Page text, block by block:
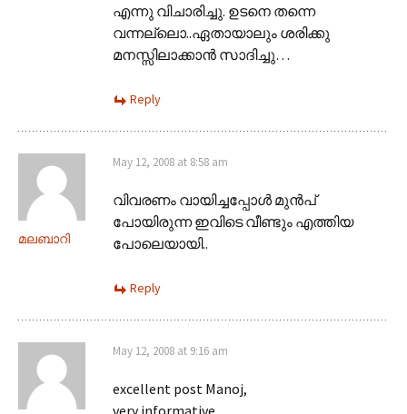
എന്നു വിചാരിച്ചു. ഉടനെ തന്നെ
വന്നല്ലൊ..ഏതായാലും ശരിക്കു
മനസ്സിലാക്കാന്‍ സാദിച്ചു…
Reply
മലബാറി
May 12, 2008 at 8:58 am
വിവരണം വായിച്ചപ്പോള്‍ മുന്‍പ്
പോയിരുന്ന ഇവിടെ വീണ്ടും എത്തിയ
പോലെയായി..
Reply
May 12, 2008 at 9:16 am
excellent post Manoj,
very informative.